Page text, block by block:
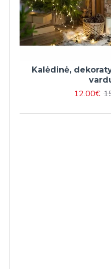
Kalėdinė,
12.00€